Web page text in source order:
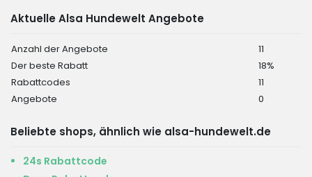
Aktuelle Alsa Hundewelt Angebote
Anzahl der Angebote
11
Der beste Rabatt
18%
Rabattcodes
11
Angebote
0
Beliebte shops, ähnlich wie alsa-hundewelt.de
24s Rabattcode